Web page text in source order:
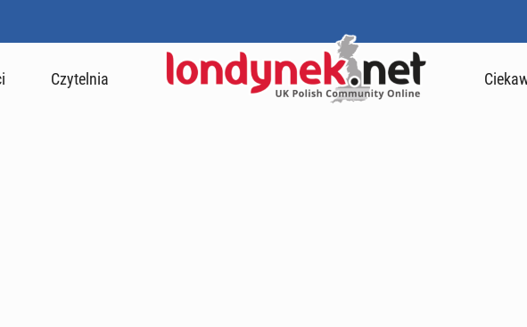
Czytelnia